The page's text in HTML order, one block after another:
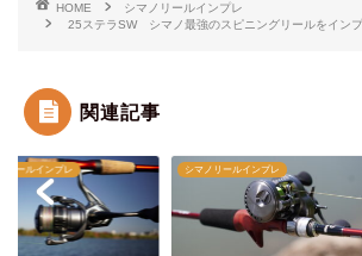
HOME
シマノリールインプレ
25ステラSW シマノ最強のスピニングリールをイン
関連記事
ノリールインプレ シマノリールインプレ